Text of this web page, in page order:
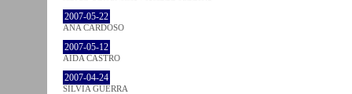
2007-05-22
ANA CARDOSO
2007-05-12
AIDA CASTRO
2007-04-24
SÍLVIA GUERRA